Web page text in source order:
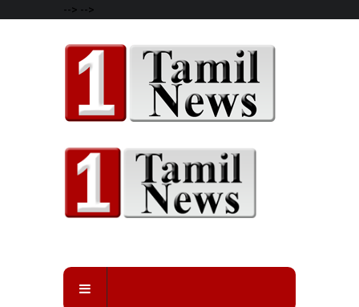
--> -->